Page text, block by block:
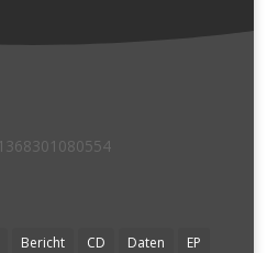
Bericht CD Daten EP